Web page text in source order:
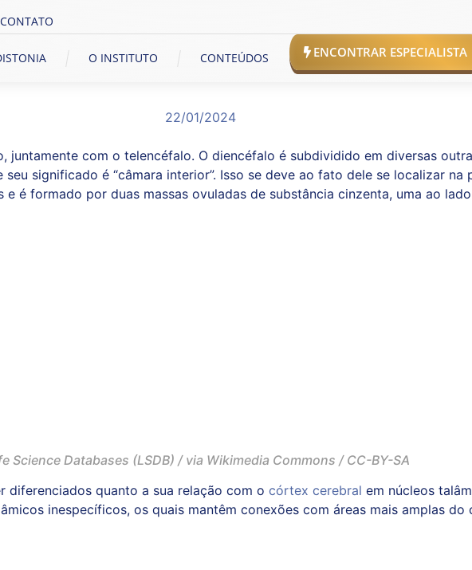
CONTATO
O INSTITUTO CONTEÚDOS ENCONTRAR ESPECIALISTA
22/01/2024
juntamente com o telencéfalo. O diencéfalo é subdividido em diversas
significado é “câmara interior”. Isso se deve ao fato dele se localizar
é formado por duas massas ovuladas de substância cinzenta, uma ao
Science Databases (LSDB) / via Wikimedia Commons / CC-BY-SA
diferenciados quanto a sua relação com o córtex cerebral em núcleos
inespecíficos, os quais mantêm conexões com áreas mais amplas